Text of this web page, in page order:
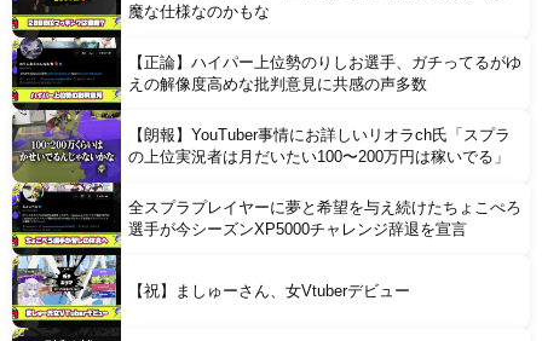
魔な仕様なのかもな
【正論】ハイパー上位勢のりしお選手、ガチってるがゆ
えの解像度高めな批判意見に共感の声多数
【朗報】YouTuber事情にお詳しいリオラch氏「スプラ
の上位実況者は月だいたい100〜200万円は稼いでる」
全スプラプレイヤーに夢と希望を与え続けたちょこぺろ
選手が今シーズンXP5000チャレンジ辞退を宣言
【祝】ましゅーさん、女Vtuberデビュー